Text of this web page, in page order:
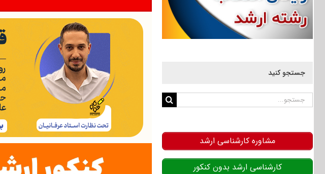
جستجو کنید
جستجو
مشاوره کارشناسی ارشد
کارشناسی ارشد بدون کنکور